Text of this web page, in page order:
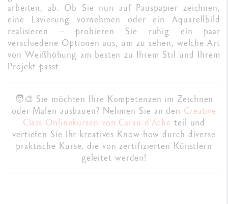
arbeiten, ab. Ob Sie nun auf Pauspapier zeichnen,
eine Lavierung vornehmen oder ein Aquarellbild
realisieren – probieren Sie ruhig ein paar
verschiedene Optionen aus, um zu sehen, welche Art
von Weißhöhung am besten zu Ihrem Stil und Ihrem
Projekt passt.
🧑‍🎨 Sie möchten Ihre Kompetenzen im Zeichnen
oder Malen ausbauen? Nehmen Sie an den Creative
Class-Onlinekursen von Caran d’Ache teil und
vertiefen Sie Ihr kreatives Know-how durch diverse
praktische Kurse, die von zertifizierten Künstlern
geleitet werden!